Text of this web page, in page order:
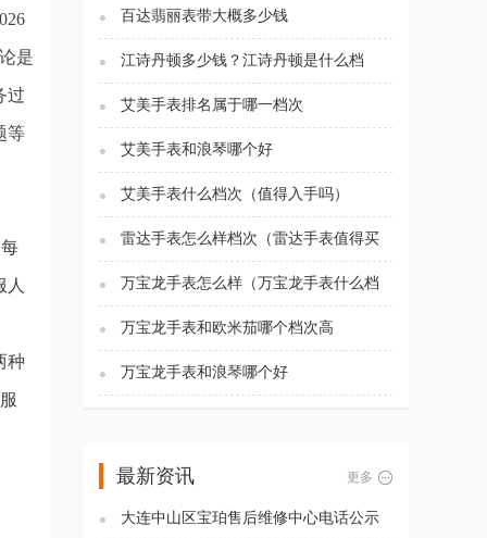
是
过
等
人
种
百达翡丽表带大概多少钱
江诗丹顿多少钱？江诗丹顿是什么档
次？
艾美手表排名属于哪一档次
艾美手表和浪琴哪个好
艾美手表什么档次（值得入手吗）
雷达手表怎么样档次（雷达手表值得买
吗)
万宝龙手表怎么样（万宝龙手表什么档
次）
万宝龙手表和欧米茄哪个档次高
万宝龙手表和浪琴哪个好
最新资讯 更多
大连中山区宝珀售后维修中心电话公示